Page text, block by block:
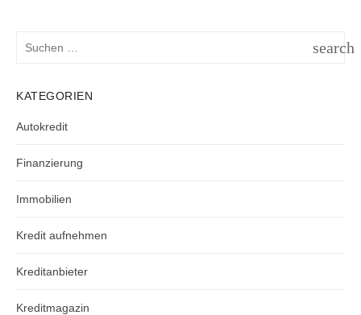
search
KATEGORIEN
Autokredit
Finanzierung
Immobilien
Kredit aufnehmen
Kreditanbieter
Kreditmagazin